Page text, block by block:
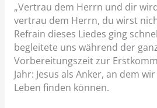
„Vertrau dem Herrn und dir
vertrau dem Herrn, du wirst
Refrain dieses Liedes ging
begleitete uns während der
Vorbereitungszeit zur
Jahr: Jesus als Anker, an dem
Leben finden können.